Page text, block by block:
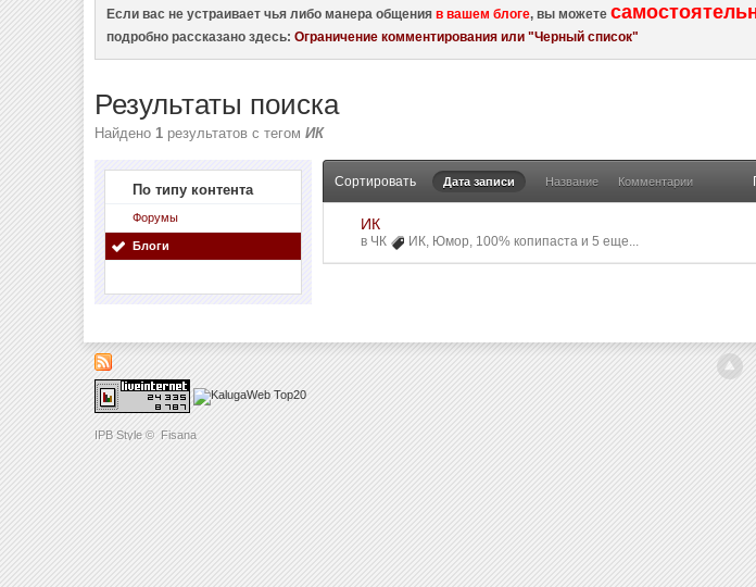
IPB Style © Fisana
Если вас не устраивает чья либо манера общенияв вашем блоге, вы можете
подробно рассказано здесь:Ограничение комментирования или "Черный список"
Результаты поиска
Найдено1 результатов с тегомИК
По типу контента
Форумы
Блоги
Сортировать Дата записи Название Комментарии
ИК
в ЧК ИК, Юмор, 100% копипаста и 5 еще...